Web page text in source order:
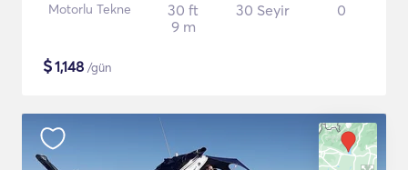
Motorlu Tekne
30 ft
9 m
30 Seyir 0
$1,148 /gün